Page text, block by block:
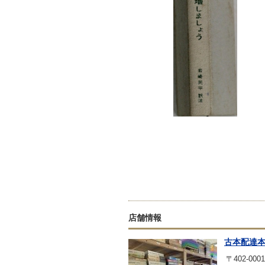
店舗情報
古本配達
〒402-0001